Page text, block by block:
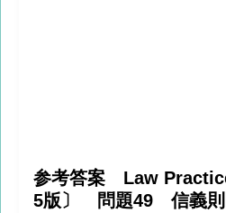
参考答案 Law
5版〕 問題49 信義則